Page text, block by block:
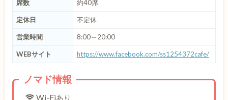
席数 約40席
定休日 不定休
営業時間 8:00～20:00
WEBサイト https://www.facebook.com/ss1254372cafe/
ノマド情報
Wi-Fiあり